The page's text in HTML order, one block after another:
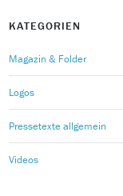
KATEGORIEN
Magazin & Folder
Logos
Pressetexte allgemein
Videos